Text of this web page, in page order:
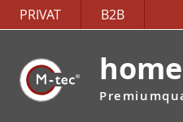
PRIVAT B2B
home